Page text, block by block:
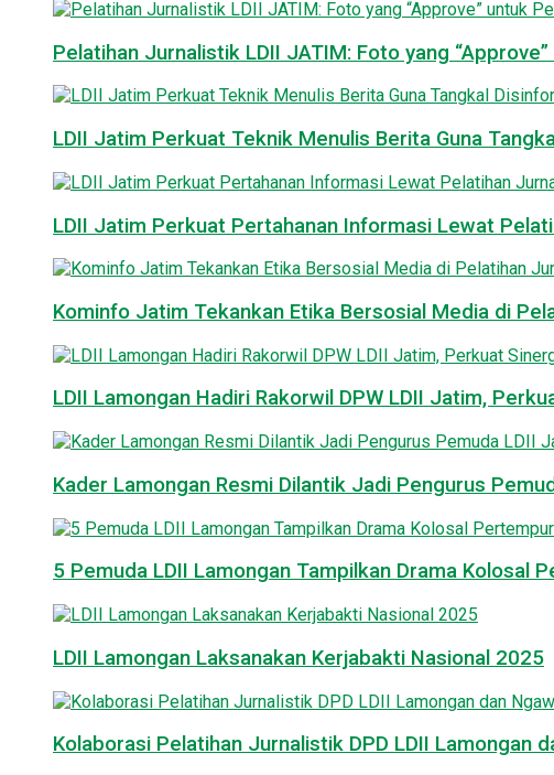
Pelatihan Jurnalistik LDII JATIM: Foto yang
LDII Jatim Perkuat Teknik Menulis Berita Guna
LDII Jatim Perkuat Pertahanan Informasi Lewat
Kominfo Jatim Tekankan Etika Bersosial Media di
LDII Lamongan Hadiri Rakorwil DPW LDII Jatim,
Kader Lamongan Resmi Dilantik Jadi Pengurus
5 Pemuda LDII Lamongan Tampilkan Drama Kolosal
LDII Lamongan Laksanakan Kerjabakti Nasional 2025
Kolaborasi Pelatihan Jurnalistik DPD LDII Lamongan